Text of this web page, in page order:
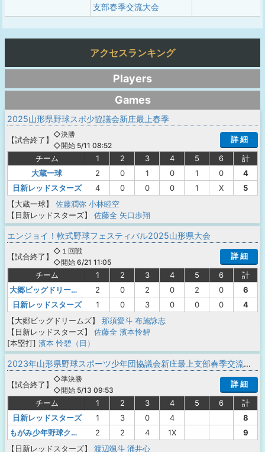
支部春季交流大会
アクセスランキング
Players
Games
2025山形県野球スポ少協議会新庄最上春季
【試合終了 】
◇決勝
◇開始 5/11 08:52
詳 細
チーム 1 2 3 4 5 6
計
大蔵一球
2 0 1 0 1 0
4
日新レッドスターズ
4 0 0 0 1 X
5
【大蔵一球】
佐藤潤弥 小林睦空
【日新レッドスターズ】
佐藤全 矢口歩翔
エンジョイ！軟式野球フェスティバル2025山形県大会
【試合終了 】
◇１回戦
◇開始 6/21 11:05
詳 細
チーム 1 2 3 4 5 6
計
大郷ビッグドリームズ
2 0 2 0 2 0
6
日新レッドスターズ
1 0 3 0 0 0
4
【大郷ビッグドリームズ】
那須愛斗 布施詠志
【日新レッドスターズ】
佐藤全 濱本怜碧
[本塁打] 濱本 怜碧（日）
2023年山形県野球スポーツ少年団協議会新庄最上支部春季交流大会
【試合終了 】
◇準決勝
◇開始 5/13 09:53
詳 細
チーム 1 2 3 4 5 6
計
日新レッドスターズ
1 3 0 4
8
もがみ少年野球クラブ
2 2 4 1X
9
【日新レッドスターズ】
渡辺颯斗 涌井心